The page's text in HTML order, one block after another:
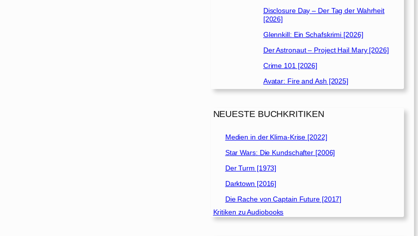
Disclosure Day – Der Tag der Wahrheit
[2026]
Glennkill: Ein Schafskrimi [2026]
Der Astronaut – Project Hail Mary [2026]
Crime 101 [2026]
Avatar: Fire and Ash [2025]
NEUESTE BUCHKRITIKEN
Medien in der Klima-Krise [2022]
Star Wars: Die Kundschafter [2006]
Der Turm [1973]
Darktown [2016]
Die Rache von Captain Future [2017]
Kritiken zu Audiobooks